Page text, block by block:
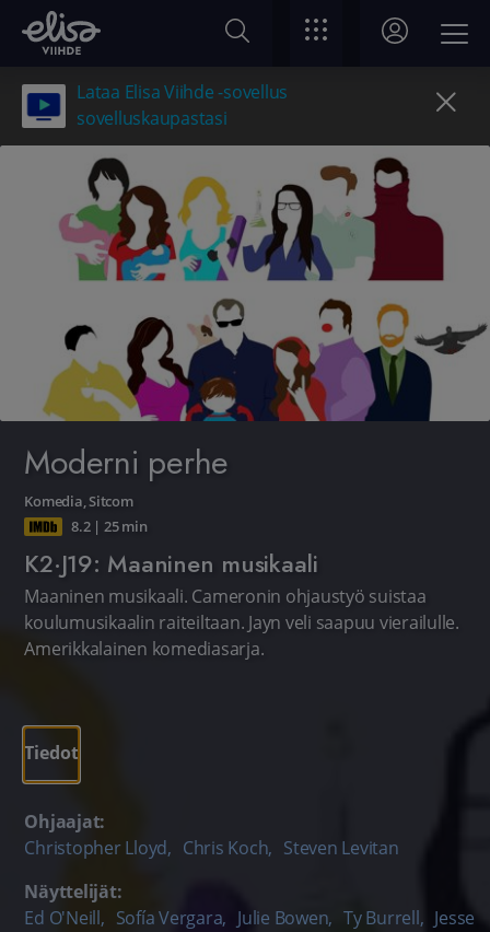
Lataa Elisa Viihde -sovellus
sovelluskaupastasi
Moderni perhe
Komedia,Sitcom
8.2| 25 min
K2·J19: Maaninen musikaali
Maaninen musikaali. Cameronin ohjaustyö suistaa
koulumusikaalin raiteiltaan. Jayn veli saapuu vierailulle.
Amerikkalainen komediasarja.
Tiedot
Ohjaajat:
Christopher Lloyd, Chris Koch, Steven Levitan
Näyttelijät:
Ed O'Neill, Sofía Vergara, Julie Bowen, Ty Burrell, Jesse